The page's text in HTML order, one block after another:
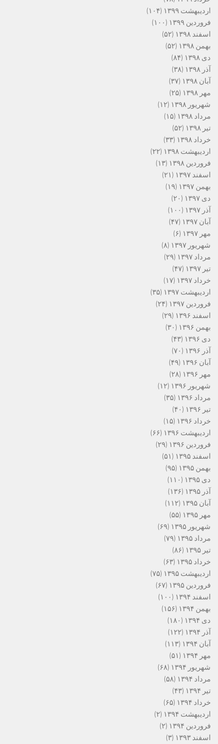
اردیبهشت ۱۳۹۹
(۱۰۴)
فروردین ۱۳۹۹
(۱۰۰)
اسفند ۱۳۹۸
(۵۲)
بهمن ۱۳۹۸
(۵۲)
دی ۱۳۹۸
(۸۴)
آذر ۱۳۹۸
(۳۸)
آبان ۱۳۹۸
(۳۷)
مهر ۱۳۹۸
(۲۵)
شهریور ۱۳۹۸
(۱۲)
مرداد ۱۳۹۸
(۱۵)
تیر ۱۳۹۸
(۵۲)
خرداد ۱۳۹۸
(۳۳)
اردیبهشت ۱۳۹۸
(۲۲)
فروردین ۱۳۹۸
(۱۳)
اسفند ۱۳۹۷
(۲۱)
بهمن ۱۳۹۷
(۱۹)
دی ۱۳۹۷
(۲۰)
آذر ۱۳۹۷
(۱۰۰)
آبان ۱۳۹۷
(۴۷)
مهر ۱۳۹۷
(۶)
شهریور ۱۳۹۷
(۸)
مرداد ۱۳۹۷
(۲۹)
تیر ۱۳۹۷
(۴۷)
خرداد ۱۳۹۷
(۱۷)
اردیبهشت ۱۳۹۷
(۳۵)
فروردین ۱۳۹۷
(۲۴)
اسفند ۱۳۹۶
(۲۹)
بهمن ۱۳۹۶
(۳۰)
دی ۱۳۹۶
(۴۳)
آذر ۱۳۹۶
(۷۰)
آبان ۱۳۹۶
(۴۹)
مهر ۱۳۹۶
(۲۸)
شهریور ۱۳۹۶
(۱۲)
مرداد ۱۳۹۶
(۳۵)
تیر ۱۳۹۶
(۴۰)
خرداد ۱۳۹۶
(۱۵)
اردیبهشت ۱۳۹۶
(۶۶)
فروردین ۱۳۹۶
(۲۹)
اسفند ۱۳۹۵
(۵۱)
بهمن ۱۳۹۵
(۹۵)
دی ۱۳۹۵
(۱۱۰)
آذر ۱۳۹۵
(۱۳۶)
آبان ۱۳۹۵
(۱۱۲)
مهر ۱۳۹۵
(۵۵)
شهریور ۱۳۹۵
(۶۹)
مرداد ۱۳۹۵
(۷۹)
تیر ۱۳۹۵
(۸۶)
خرداد ۱۳۹۵
(۶۳)
اردیبهشت ۱۳۹۵
(۷۵)
فروردین ۱۳۹۵
(۶۷)
اسفند ۱۳۹۴
(۱۰۰)
بهمن ۱۳۹۴
(۱۵۶)
دی ۱۳۹۴
(۱۸۰)
آذر ۱۳۹۴
(۱۲۲)
آبان ۱۳۹۴
(۱۱۳)
مهر ۱۳۹۴
(۵۱)
شهریور ۱۳۹۴
(۶۸)
مرداد ۱۳۹۴
(۵۸)
تیر ۱۳۹۴
(۴۳)
خرداد ۱۳۹۴
(۶۵)
اردیبهشت ۱۳۹۴
(۲)
فروردین ۱۳۹۴
(۲)
اسفند ۱۳۹۳
(۳)